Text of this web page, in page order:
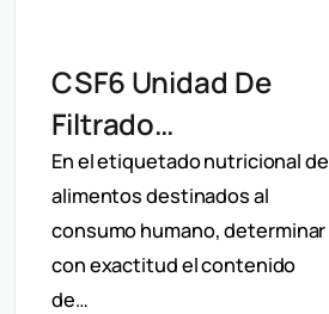
CSF6 Unidad De
Filtrado
Automatizada Velp:
Determinación De
Fibra Dietética
(AOAC)
En el etiquetado nutricional de
alimentos destinados al
consumo humano, determinar
con exactitud el contenido
de…